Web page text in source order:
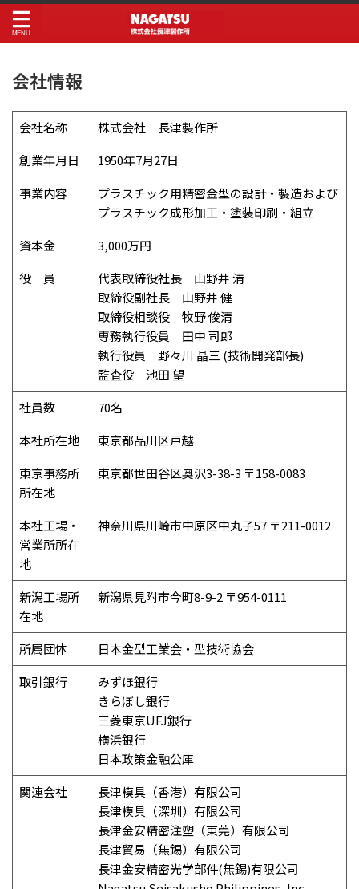
会社情報
会社名称
株式会社 長津製作所
創業年月日
1950年7月27日
事業内容
プラスチック用精密金型の設計・製造および
プラスチック成形加工・塗装印刷・組立
資本金
3,000万円
役 員
代表取締役社長 山野井 清
取締役副社長 山野井 健
取締役相談役 牧野 俊清
専務執行役員 田中 司郎
執行役員 野々川 晶三 (技術開発部長)
監査役 池田 望
社員数
70名
本社所在地
東京都品川区戸越
東京事務所
所在地
東京都世田谷区奥沢3-38-3 〒158-0083
本社工場・
営業所所在
地
神奈川県川崎市中原区中丸子57 〒211-0012
新潟工場所
在地
新潟県見附市今町8-9-2 〒954-0111
所属団体
日本金型工業会・型技術協会
取引銀行
みずほ銀行
きらぼし銀行
三菱東京UFJ銀行
横浜銀行
日本政策金融公庫
関連会社
長津模具（香港）有限公司
長津模具（深圳）有限公司
長津金安精密注塑（東莞）有限公司
長津貿易（無錫）有限公司
長津金安精密光学部件(無錫)有限公司